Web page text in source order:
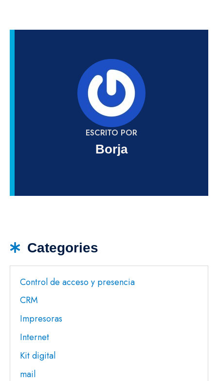
ESCRITO POR
Borja
Categories
Control de acceso y presencia
CRM
Impresoras
Internet
Kit digital
mail